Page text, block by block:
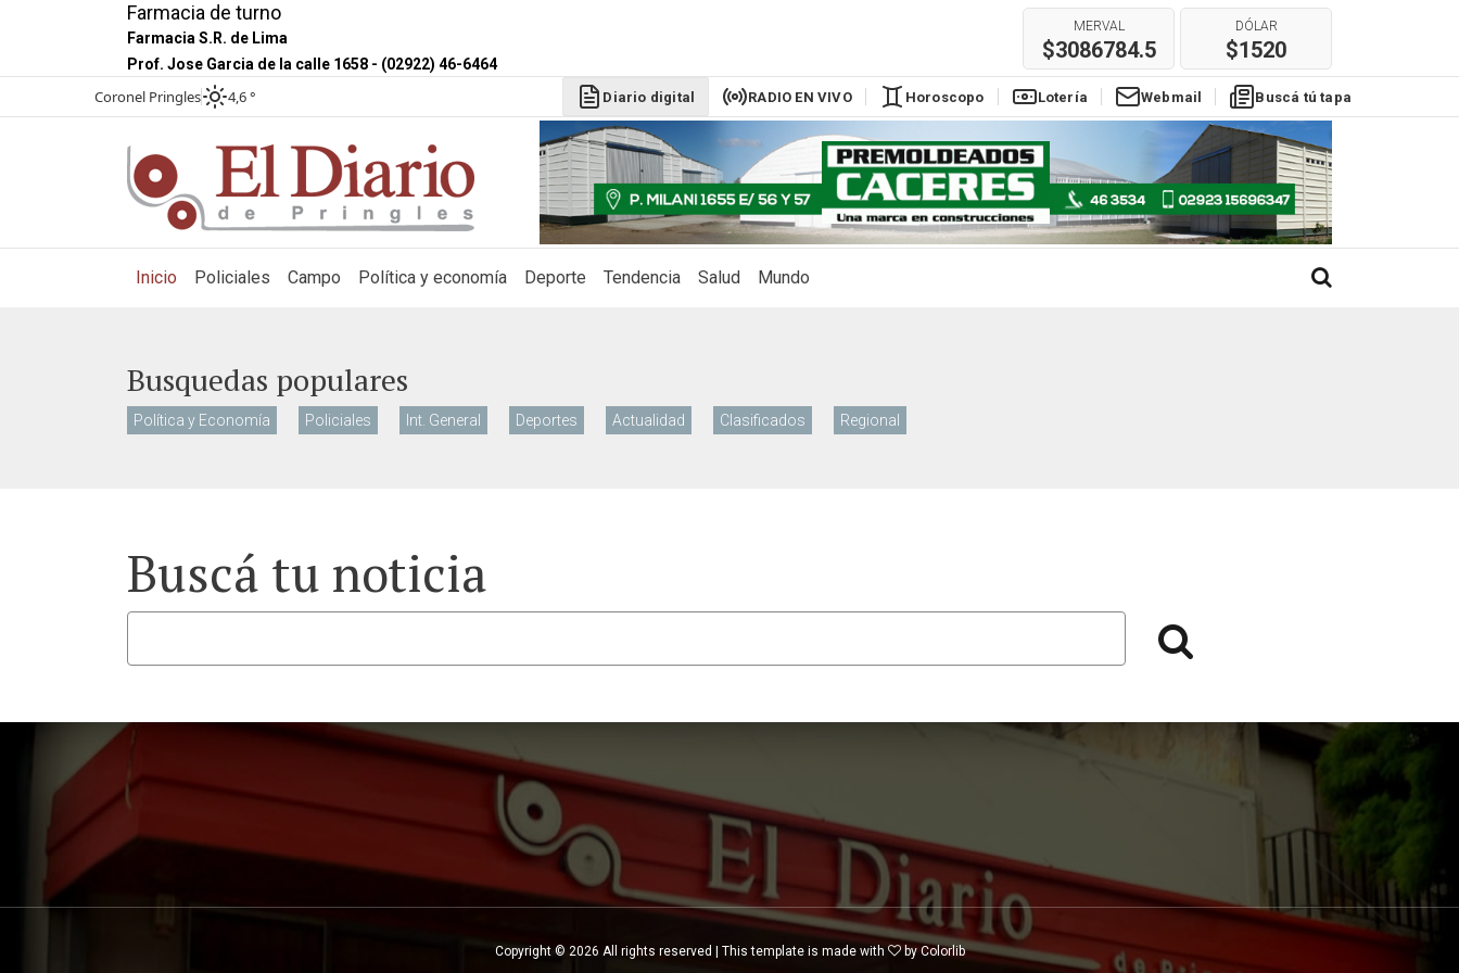
Farmacia de turno
Farmacia S.R. de Lima
Prof. Jose Garcia de la calle 1658 - (02922) 46-6464
MERVAL
$3086784.5
DÓLAR
$1520
Coronel Pringles 4,6 ° Diario digital RADIO EN VIVO Horoscopo Lotería Webmail Buscá tú tapa
Inicio (current)
Policiales Campo Política y economía Deporte Tendencia Salud Mundo
Busquedas populares
Política y Economía Policiales Int. General Deportes Actualidad Clasificados Regional
Buscá tu noticia
Copyright © 2026 All rights reserved | This template is made with by Colorlib